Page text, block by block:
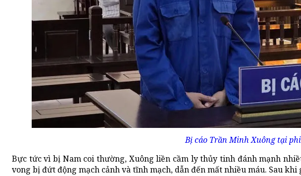
Bị cáo Trần Minh Xuông tại
Bực tức vì bị Nam coi thường, Xuông liền cầm ly thủy tinh đánh mạnh
vong bị đứt động mạch cảnh và tĩnh mạch, dẫn đến mất nhiều máu. Sau khi